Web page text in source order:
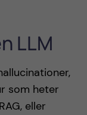
LLM
som heter
eller